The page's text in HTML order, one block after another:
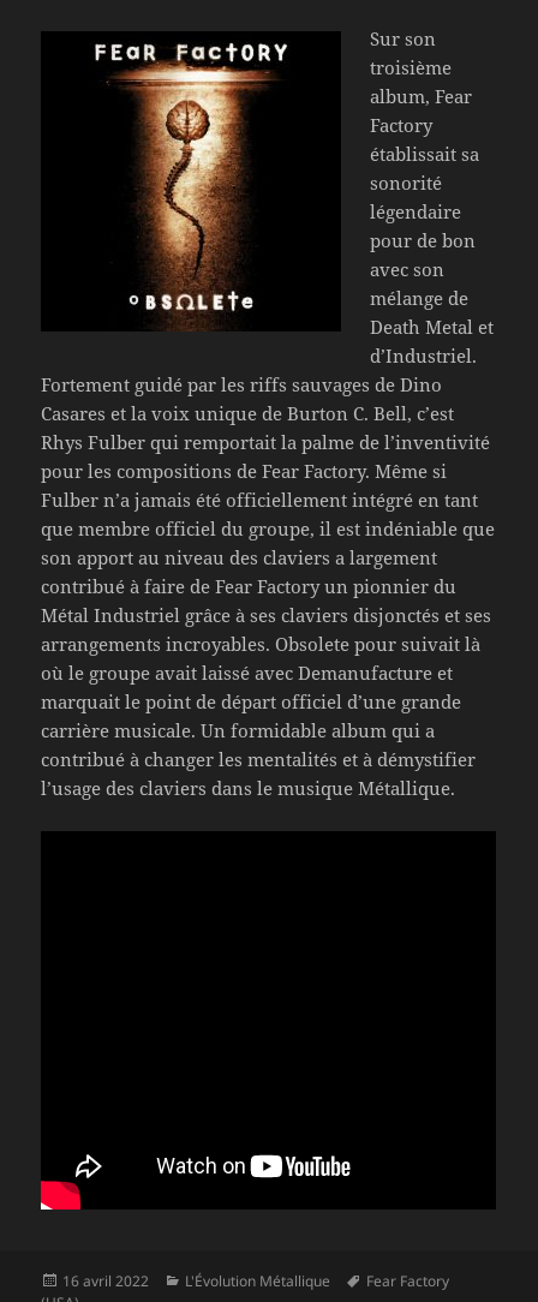
Sur son
troisième
album, Fear
Factory
établissait sa
sonorité
légendaire
pour de bon
avec son
mélange de
Death Metal et
d’Industriel.
Fortement guidé par les riffs sauvages de Dino
Casares et la voix unique de Burton C. Bell, c’est
Rhys Fulber qui remportait la palme de l’inventivité
pour les compositions de Fear Factory. Même si
Fulber n’a jamais été officiellement intégré en tant
que membre officiel du groupe, il est indéniable que
son apport au niveau des claviers a largement
contribué à faire de Fear Factory un pionnier du
Métal Industriel grâce à ses claviers disjonctés et ses
arrangements incroyables. Obsolete pour suivait là
où le groupe avait laissé avec Demanufacture et
marquait le point de départ officiel d’une grande
carrière musicale. Un formidable album qui a
contribué à changer les mentalités et à démystifier
l’usage des claviers dans le musique Métallique.
Publié
16 avril 2022 Catégories
L'Évolution Métallique
Mots-
Fear Factory